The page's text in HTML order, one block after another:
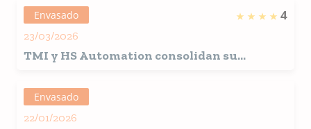
Envasado 4
23/03/2026
TMI y HS Automation consolidan su
de TMI USA Inc.
Envasado
22/01/2026